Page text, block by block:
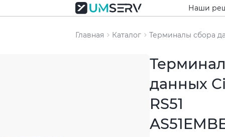
Наши
Главная Каталог Терминалы сбора
данных
RS51